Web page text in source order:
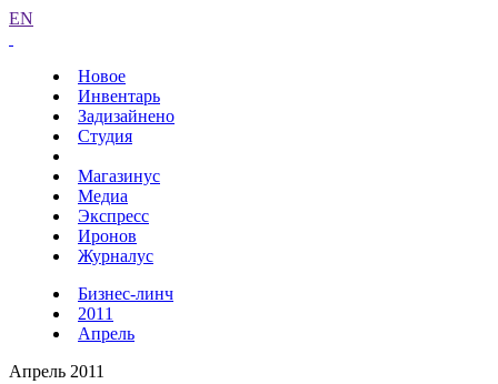
EN
Новое
Инвентарь
Задизайнено
Студия
Магазинус
Медиа
Экспресс
Иронов
Журналус
Бизнес-линч
2011
Апрель
Апрель 2011